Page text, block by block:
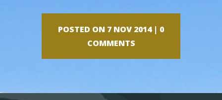
POSTED ON 7 NOV 2014 | 0
COMMENTS